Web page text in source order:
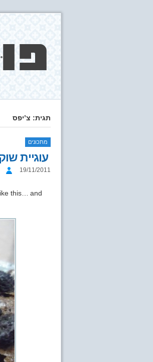
תגית: צ’יפס
מתכונים
עוגיית
19/11/2011
this… and